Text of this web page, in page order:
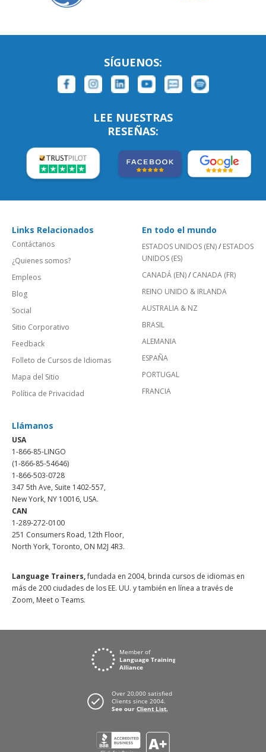
SÍGUENOS:
LEE NUESTRAS
RESEÑAS:
Links Relacionados
Contáctanos
¿Quienes somos?
Empleos
Blog
Social
Sitio Corporativo
Feedback
Folleto de Cursos de Idiomas
Mapa del Sitio
Política de Privacidad
En todo el mundo
ESTADOS UNIDOS (EN)/ ESTADOS
UNIDOS (ES)
CANADÁ (EN)/ CANADA (FR)
REINO UNIDO & IRLANDA
AUSTRALIA & NZ
BRASIL
ALEMANIA
ESPAÑA
PORTUGAL
FRANCIA
Llámanos
USA
1-866-85-LINGO
(1-866-85-54646)
1-866-503-0728
347 5th Ave, Suite 1402-557,
New York, NY 10016, USA.
CAN
1-289-272-0100
251 Consumers Road, 12th Floor,
North York, Toronto, ON M2J 4R3.
Language Trainers,fundada en 2004, brinda cursos de idiomas en
más de 200 ciudades de los EE. UU. y también en línea a través de
Zoom, Meet o Teams.